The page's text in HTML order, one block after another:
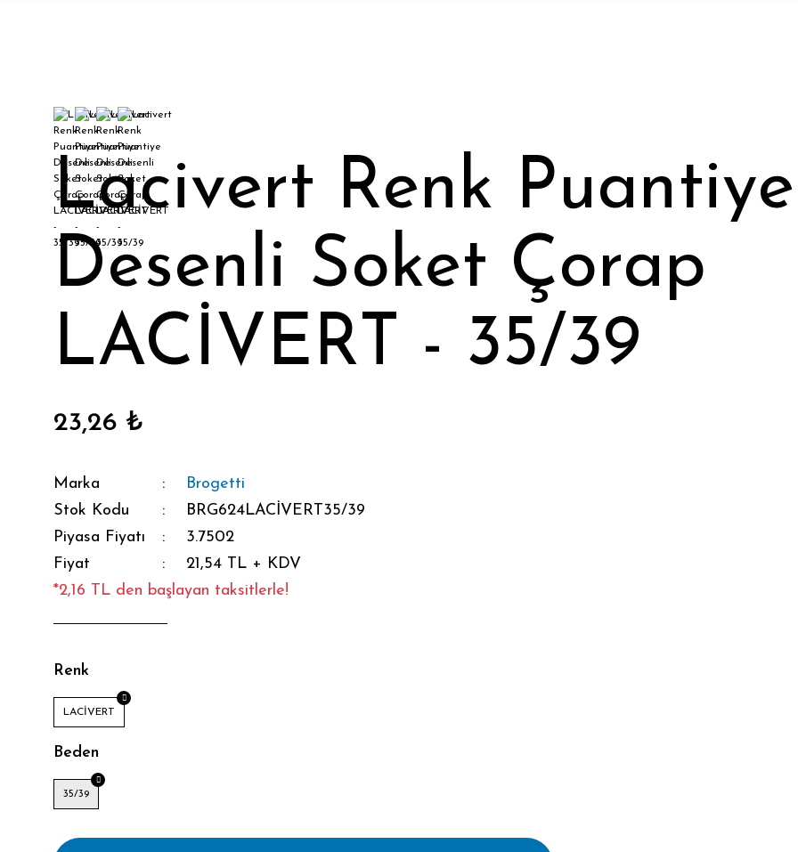
Lacivert Renk Puantiye
Desenli Soket Çorap
LACİVERT - 35/39
23,26 ₺
Marka
Brogetti
Stok Kodu
BRG624LACİVERT35/39
Piyasa Fiyatı
3.7502
Fiyat
21,54 TL + KDV
*2,16 TL den başlayan taksitlerle!
Renk
LACİVERT
Beden
35/39